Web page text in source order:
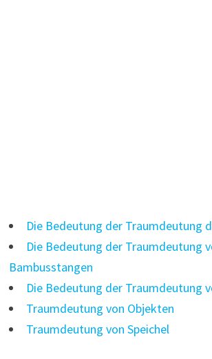
Die Bedeutung der Traumdeutung
Die Bedeutung der Traumdeutung
Bambusstangen
Die Bedeutung der Traumdeutung
Traumdeutung von Objekten
Traumdeutung von Speichel